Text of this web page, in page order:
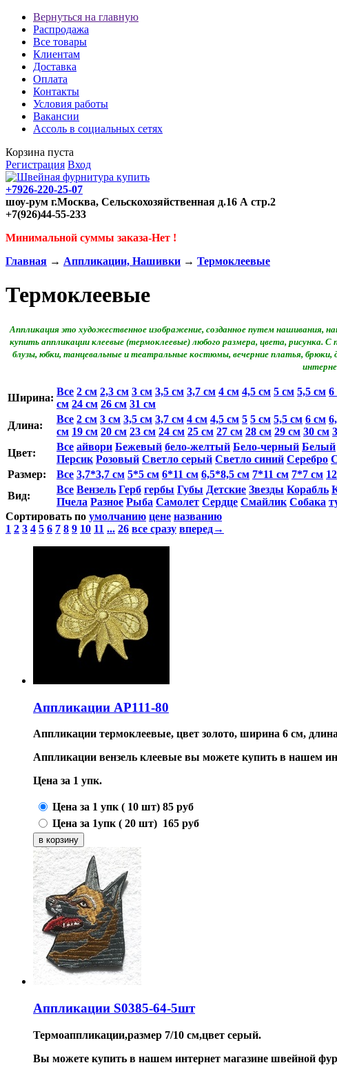
Вернуться на главную
Распродажа
Все товары
Клиентам
Доставка
Оплата
Контакты
Условия работы
Вакансии
Ассоль в социальных сетях
Корзина пуста
Регистрация Вход
+7926-220-25-07
шоу-рум г.Москва, Сельскохозяйственная д.16 А стр.2
+7(926)44-55-233
Минимальной суммы заказа-Нет !
Главная → Аппликации, Нашивки → Термоклеевые
Термоклеевые
Аппликация это художественное изображение, созданное путем нашивания,
купить аппликации клеевые (термоклеевые) любого размера, цвета,
блузы, юбки, танцевальные и театральные костюмы, вечерние платья,
Ширина:
Все 2 см 2,3 см 3 см 3,5 см 3,7 см 4 см 4,5 см 5 см 5,5 см 6
см 24 см 26 см 31 см
Длина:
Все 2 см 3 см 3,5 см 3,7 см 4 см 4,5 см 5 5 см 5,5 см 6 см
см 19 см 20 см 23 см 24 см 25 см 27 см 28 см 29 см 30 см
Цвет:
Все айвори Бежевый бело-желтый Бело-черный Белый
Персик Розовый Светло серый Светло синий Серебро
Размер:
Все 3,7*3,7 см 5*5 см 6*11 см 6,5*8,5 см 7*11 см 7*7 см
Вид:
Все Вензель Герб гербы Губы Детские Звезды Корабль
Пчела Разное Рыба Самолет Сердце Смайлик Собака
Сортировать по умолчанию цене названию
1 2 3 4 5 6 7 8 9 10 11 ... 26 все сразу вперед→
Аппликации AP111-80
Аппликации термоклеевые, цвет золото, ширина 6 см,
Аппликации вензель клеевые вы можете купить в нашем
Цена за 1 упк.
Цена за 1 упк ( 10 шт) 85 руб
Цена за 1упк ( 20 шт) 165 руб
Аппликации S0385-64-5шт
Термоаппликации,размер 7/10 см,цвет серый.
Вы можете купить в нашем интернет магазине швейной